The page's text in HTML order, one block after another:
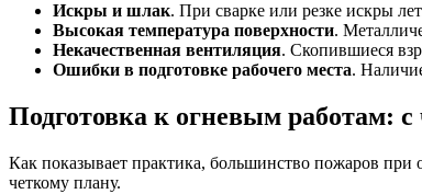
Искры и шлак. При сварке или резке искры
Высокая температура поверхности.
Некачественная вентиляция. Скопившиеся
Ошибки в подготовке рабочего места.
Подготовка к огневым работам: с
Как показывает практика, большинство пожаров при
четкому плану.